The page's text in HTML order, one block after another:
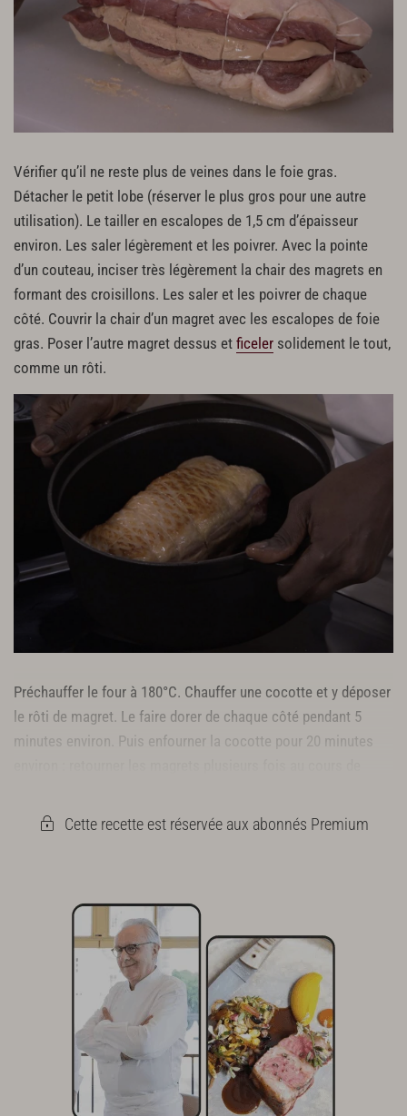
Vérifier qu’il ne reste plus de veines dans le foie gras.
Détacher le petit lobe (réserver le plus gros pour une autre
utilisation). Le tailler en escalopes de 1,5 cm d’épaisseur
environ. Les saler légèrement et les poivrer. Avec la pointe
d’un couteau, inciser très légèrement la chair des magrets en
formant des croisillons. Les saler et les poivrer de chaque
côté. Couvrir la chair d’un magret avec les escalopes de foie
gras. Poser l’autre magret dessus et ficeler solidement le tout,
comme un rôti.
Préchauffer le four à 180°C. Chauffer une cocotte et y déposer
le rôti de magret. Le faire dorer de chaque côté pendant 5
minutes environ. Puis enfourner la cocotte pour 20 minutes
Cette recette est réservée aux abonnés Premium